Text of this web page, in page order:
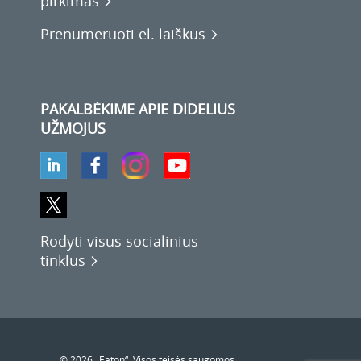
Prenumeruoti el. laiškus
PAKALBĖKIME APIE DIDELIUS
UŽMOJUS
Rodyti visus socialinius
tinklus